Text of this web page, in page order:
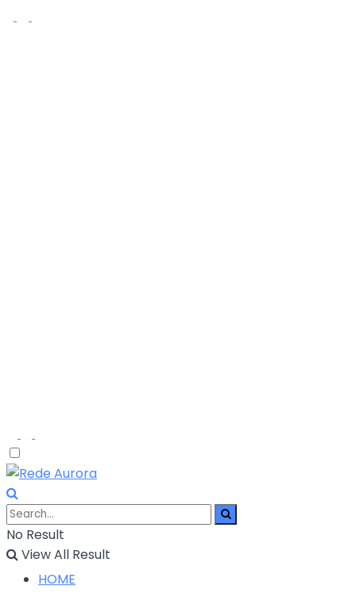
No Result
View All Result
HOME